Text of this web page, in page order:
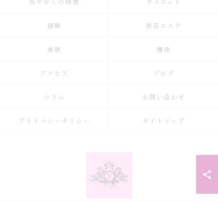
健康 美容エステ
食欲 痩身
アクセス ブログ
コラム お問い合わせ
プライバシーポリシー サイトマップ